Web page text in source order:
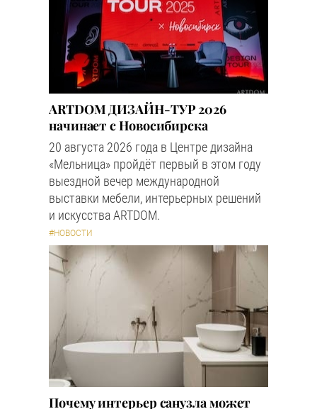
ARTDOM ДИЗАЙН-ТУР 2026
начинает с Новосибирска
20 августа 2026 года в Центре дизайна
«Мельница» пройдёт первый в этом году
выездной вечер международной
выставки мебели, интерьерных решений
и искусства ARTDOM.
#НОВОСТИ
Почему интерьер санузла может